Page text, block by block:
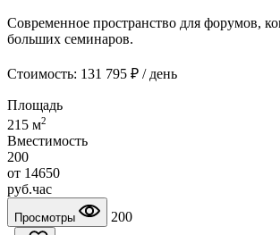
Современное пространство для форумов,
больших семинаров.
Стоимость: 131 795 ₽ / день
Площадь
215 м2
Вместимость
200
от 14650
руб.час
Просмотры
200